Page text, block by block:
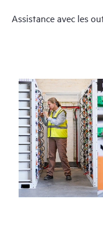
Assistance avec les